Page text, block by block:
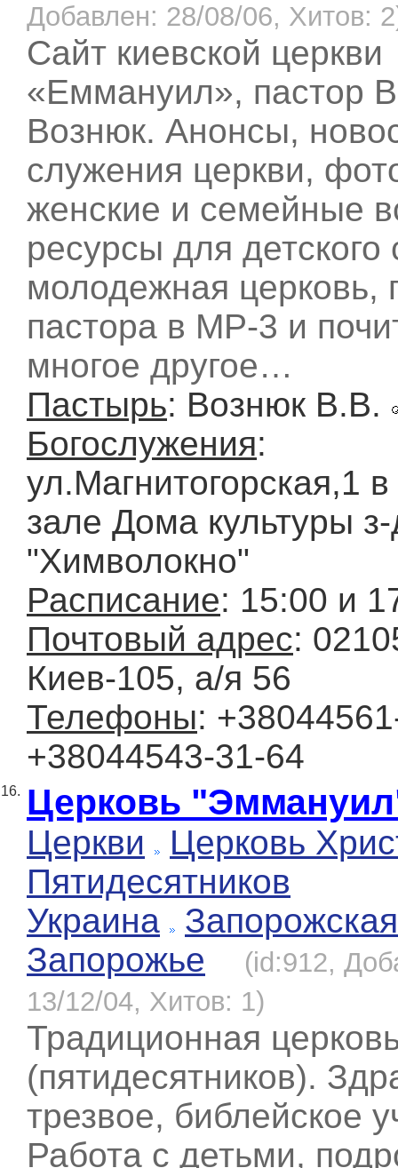
Добавлен: 28/08/06, Хитов:
Сайт киевской церкви
«Еммануил», пастор
Вознюк. Анонсы,
служения церкви,
женские и семейные
ресурсы для
молодежная церковь,
пастора в МР-3 и
многое другое…
Пастырь: Вознюк В.В.
Богослужения:
ул.Магнитогорская,1
зале Дома культуры
"Химволокно"
Расписание: 15:00 и
Почтовый адрес:
Киев-105, а/я 56
Телефоны:
+38044543-31-64
16. Церковь
Церкви
Церковь
Пятидесятников
Украина
Запорожская
Запорожье
(id:912,
13/12/04, Хитов: 1)
Традиционная
(пятидесятников).
трезвое, библейское
Работа с детьми,